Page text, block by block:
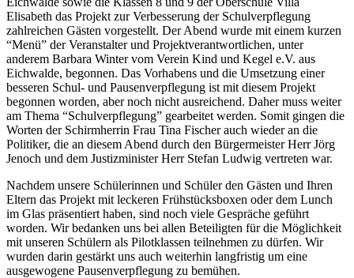
Elisabeth das Projekt zur Verbesserung der Schulverpflegung
zahlreichen Gästen vorgestellt. Der Abend wurde mit einem kurzen
“Menü” der Veranstalter und Projektverantwortlichen, unter
anderem Barbara Winter vom Verein Kind und Kegel e.V. aus
Eichwalde, begonnen. Das Vorhabens und die Umsetzung einer
besseren Schul- und Pausenverpflegung ist mit diesem Projekt
begonnen worden, aber noch nicht ausreichend. Daher muss weiter
am Thema “Schulverpflegung” gearbeitet werden. Somit gingen die
Worten der Schirmherrin Frau Tina Fischer auch wieder an die
Politiker, die an diesem Abend durch den Bürgermeister Herr Jörg
Jenoch und dem Justizminister Herr Stefan Ludwig vertreten war.
Nachdem unsere Schülerinnen und Schüler den Gästen und Ihren
Eltern das Projekt mit leckeren Frühstücksboxen oder dem Lunch
im Glas präsentiert haben, sind noch viele Gespräche geführt
worden. Wir bedanken uns bei allen Beteiligten für die Möglichkeit
mit unseren Schülern als Pilotklassen teilnehmen zu dürfen. Wir
wurden darin gestärkt uns auch weiterhin langfristig um eine
ausgewogene Pausenverpflegung zu bemühen.